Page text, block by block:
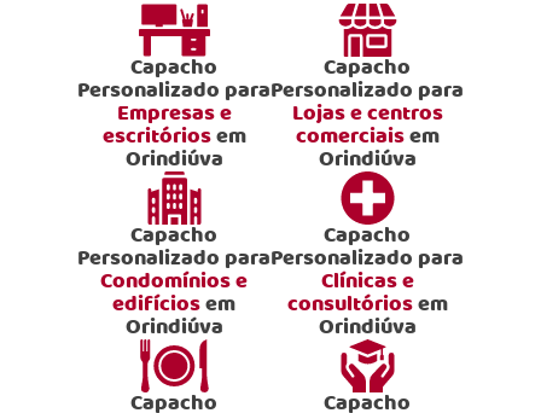
Capacho
Personalizado para
Empresas e
escritóriosem
Orindiúva
Capacho
Personalizado para
Lojas e centros
comerciaisem
Orindiúva
Capacho
Personalizado para
Condomínios e
edifíciosem
Orindiúva
Capacho
Personalizado para
Clínicas e
consultóriosem
Orindiúva
Capacho Capacho